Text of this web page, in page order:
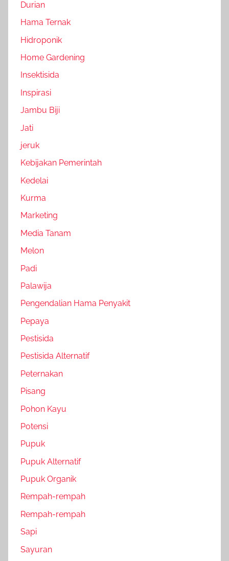
Durian
Hama Ternak
Hidroponik
Home Gardening
Insektisida
Inspirasi
Jambu Biji
Jati
jeruk
Kebijakan Pemerintah
Kedelai
Kurma
Marketing
Media Tanam
Melon
Padi
Palawija
Pengendalian Hama Penyakit
Pepaya
Pestisida
Pestisida Alternatif
Peternakan
Pisang
Pohon Kayu
Potensi
Pupuk
Pupuk Alternatif
Pupuk Organik
Rempah-rempah
Rempah-rempah
Sapi
Sayuran